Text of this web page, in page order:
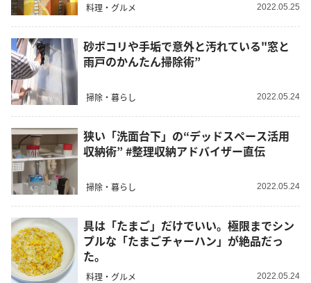
料理・グルメ 2022.05.25
砂ボコリや手垢で意外と汚れている"窓と
雨戸のかんたん掃除術”
掃除・暮らし 2022.05.24
狭い「洗面台下」の“デッドスペース活用
収納術” #整理収納アドバイザー直伝
掃除・暮らし 2022.05.24
具は「たまご」だけでいい。極限までシン
プルな「たまごチャーハン」が絶品だっ
た。
料理・グルメ 2022.05.24